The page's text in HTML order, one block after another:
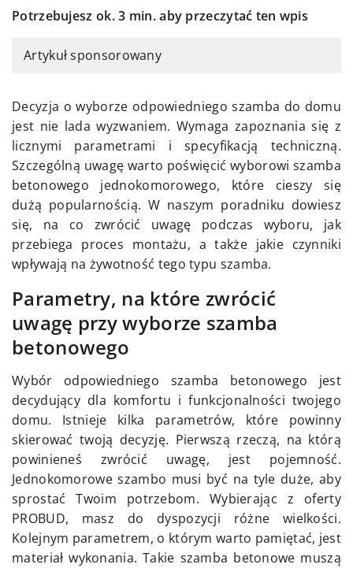
Potrzebujesz ok. 3 min. aby przeczytać ten wpis
Artykuł sponsorowany
Decyzja o wyborze odpowiedniego szamba do domu
jest nie lada wyzwaniem. Wymaga zapoznania się z
licznymi parametrami i specyfikacją techniczną.
Szczególną uwagę warto poświęcić wyborowi szamba
betonowego jednokomorowego, które cieszy się
dużą popularnością. W naszym poradniku dowiesz
się, na co zwrócić uwagę podczas wyboru, jak
przebiega proces montażu, a także jakie czynniki
wpływają na żywotność tego typu szamba.
Parametry, na które zwrócić
uwagę przy wyborze szamba
betonowego
Wybór odpowiedniego szamba betonowego jest
decydujący dla komfortu i funkcjonalności twojego
domu. Istnieje kilka parametrów, które powinny
skierować twoją decyzję. Pierwszą rzeczą, na którą
powinieneś zwrócić uwagę, jest pojemność.
Jednokomorowe szambo musi być na tyle duże, aby
sprostać Twoim potrzebom. Wybierając z oferty
PROBUD, masz do dyspozycji różne wielkości.
Kolejnym parametrem, o którym warto pamiętać, jest
materiał wykonania. Takie szamba betonowe muszą